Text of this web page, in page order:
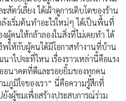
ตว์เลี้ยง ได้เฝ้าดูการเติบโตของร้าน
ลังเริ่มต้นทำอะไรใหม่ๆ ได้เป็นพื้นที่
คนให้กล้าลองในสิ่งที่ไม่เคยทำ ได้
พให้กับผู้คนได้มีโอกาสทำงานที่บ้าน
าไปจะที่ไหน เรื่องราวเหล่านี้คือแรง
อนาคตที่ดีและรอยยิ้มของทุกคน
ภูมิใจของเรา” นี่คือความรู้สึกที่
งผู้ชมเพื่อสร้างประสบการณ์ร่วม